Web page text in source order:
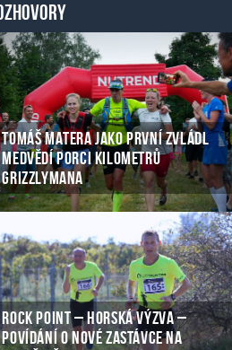
TOMÁŠ MATERA JAKO PRVNÍ ZVLÁDL
MEDVĚDÍ PORCI KILOMETRŮ
GRIZZLYMANA
ROCK POINT – HORSKÁ VÝZVA –
POVÍDÁNÍ O NOVÉ ZASTÁVCE NA